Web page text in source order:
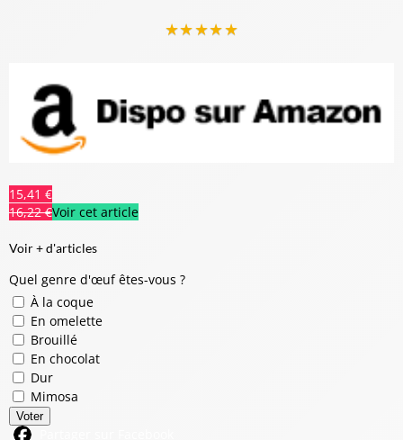
★★★★★
15,41 €
16,22 €Voir cet article
Voir + d'articles
Quel genre d'œuf êtes-vous ?
À la coque
En omelette
Brouillé
En chocolat
Dur
Mimosa
Voter